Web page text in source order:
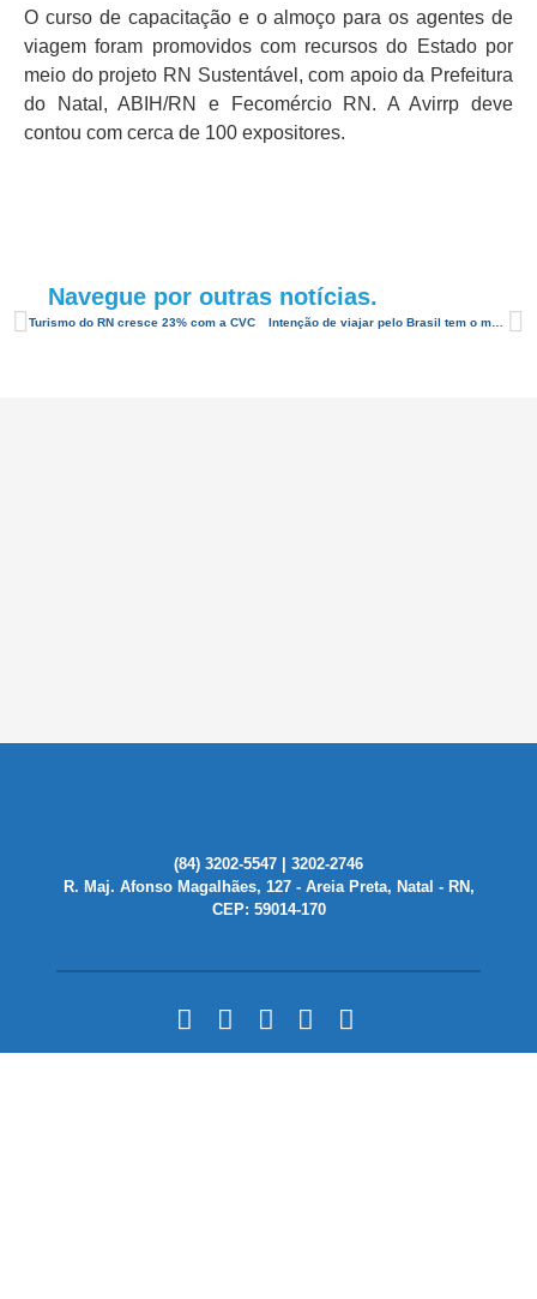
O curso de capacitação e o almoço para os agentes de
viagem foram promovidos com recursos do Estado por
meio do projeto RN Sustentável, com apoio da Prefeitura
do Natal, ABIH/RN e Fecomércio RN. A Avirrp deve
contou com cerca de 100 expositores.
Navegue por outras notícias.
Turismo do RN cresce 23% com a CVC Intenção de viajar pelo Brasil tem o maior índice dos últimos cinco anos
(84) 3202-5547 | 3202-2746
R. Maj. Afonso Magalhães, 127 - Areia Preta, Natal - RN,
CEP: 59014-170